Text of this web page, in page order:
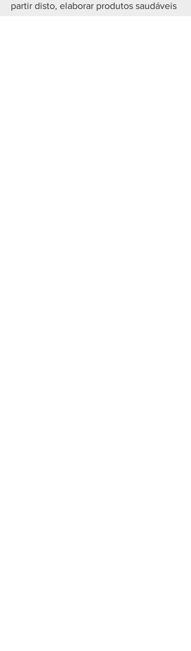
partir disto, elaborar produtos saudáveis